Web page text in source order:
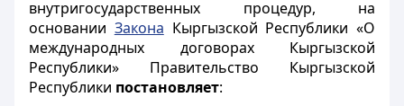
внутригосударственных процедур, на
основании Закона Кыргызской Республики «О
международных договорах Кыргызской
Республики» Правительство Кыргызской
Республики постановляет: